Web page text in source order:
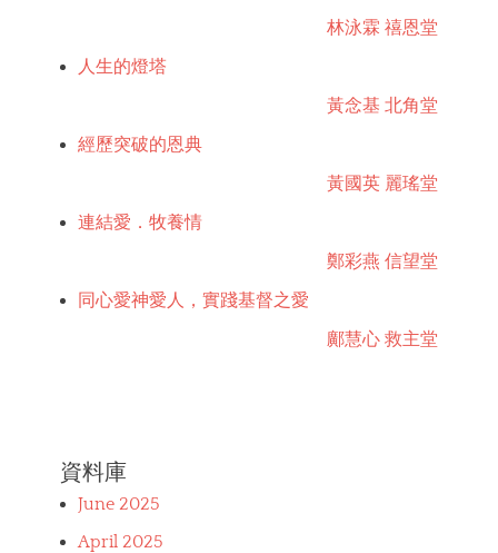
林泳霖 禧恩堂
人生的燈塔
黃念基 北角堂
經歷突破的恩典
黃國英 麗瑤堂
連結愛．牧養情
鄭彩燕 信望堂
同心愛神愛人，實踐基督之愛
鄺慧心 救主堂
資料庫
June 2025
April 2025